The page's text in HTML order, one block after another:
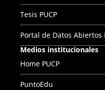
Tesis PUCP
Portal de Datos Abiertos
Medios institucionales
Home PUCP
PuntoEdu